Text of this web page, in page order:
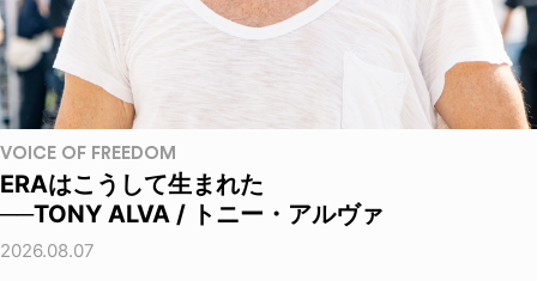
VOICE OF FREEDOM
ERAはこうして生まれた
──TONY ALVA / トニー・アルヴァ
2026.08.07